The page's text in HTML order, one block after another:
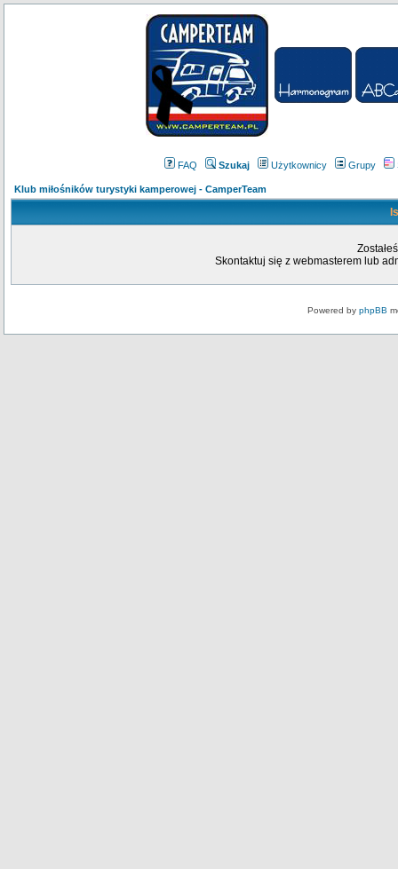
FAQ Szukaj Użytkownicy Grupy
Klub miłośników turystyki kamperowej - CamperTeam
Skontaktuj się z webmasterem lub
Powered by phpBB